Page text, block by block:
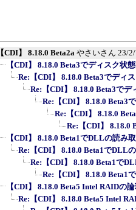
【CDI】 8.18.0 Beta2a やさいさん 23/
【CDI】 8.18.0 Beta3でディスク状
Re:【CDI】 8.18.0 Beta3でディ
Re:【CDI】 8.18.0 Beta3でデ
Re:【CDI】 8.18.0 Beta3
Re:【CDI】 8.18.0
Re:【CDI】 8.18.0
【CDI】 8.18.0 Beta1でDLLの読み
Re:【CDI】 8.18.0 Beta1でDLL
Re:【CDI】 8.18.0 Beta1で
Re:【CDI】 8.18.0 Beta1
【CDI】 8.18.0 Beta5 Intel RAIDの
Re:【CDI】 8.18.0 Beta5 Intel